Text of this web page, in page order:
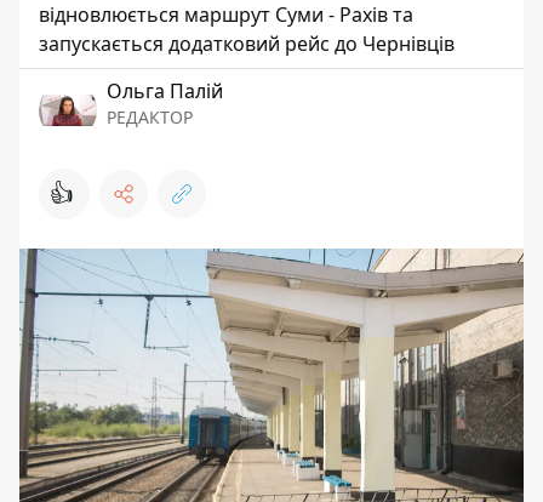
відновлюється маршрут Суми - Рахів та
запускається додатковий рейс до Чернівців
Ольга Палій
РЕДАКТОР
👍